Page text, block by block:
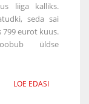
liiga kalliks.
seda sai
799 eurot kuus.
üldse
LOE EDASI